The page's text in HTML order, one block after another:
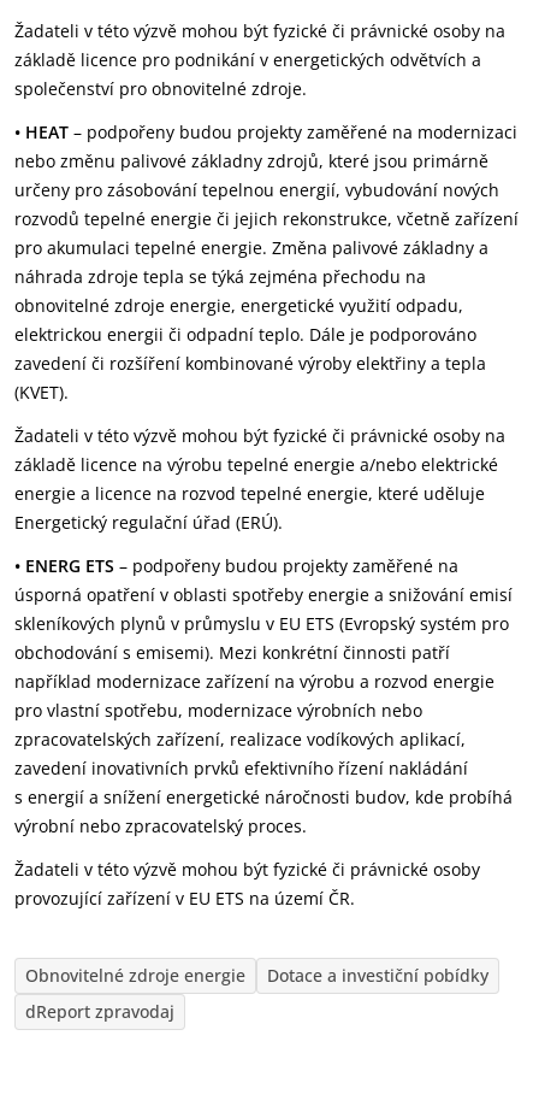
Žadateli v této výzvě mohou být fyzické či právnické osoby na
základě licence pro podnikání v energetických odvětvích a
společenství pro obnovitelné zdroje.
• HEAT – podpořeny budou projekty zaměřené na modernizaci
nebo změnu palivové základny zdrojů, které jsou primárně
určeny pro zásobování tepelnou energií, vybudování nových
rozvodů tepelné energie či jejich rekonstrukce, včetně zařízení
pro akumulaci tepelné energie. Změna palivové základny a
náhrada zdroje tepla se týká zejména přechodu na
obnovitelné zdroje energie, energetické využití odpadu,
elektrickou energii či odpadní teplo. Dále je podporováno
zavedení či rozšíření kombinované výroby elektřiny a tepla
(KVET).
Žadateli v této výzvě mohou být fyzické či právnické osoby na
základě licence na výrobu tepelné energie a/nebo elektrické
energie a licence na rozvod tepelné energie, které uděluje
Energetický regulační úřad (ERÚ).
• ENERG ETS – podpořeny budou projekty zaměřené na
úsporná opatření v oblasti spotřeby energie a snižování emisí
skleníkových plynů v průmyslu v EU ETS (Evropský systém pro
obchodování s emisemi). Mezi konkrétní činnosti patří
například modernizace zařízení na výrobu a rozvod energie
pro vlastní spotřebu, modernizace výrobních nebo
zpracovatelských zařízení, realizace vodíkových aplikací,
zavedení inovativních prvků efektivního řízení nakládání
s energií a snížení energetické náročnosti budov, kde probíhá
výrobní nebo zpracovatelský proces.
Žadateli v této výzvě mohou být fyzické či právnické osoby
provozující zařízení v EU ETS na území ČR.
Obnovitelné zdroje energie
Dotace a investiční pobídky
dReport zpravodaj